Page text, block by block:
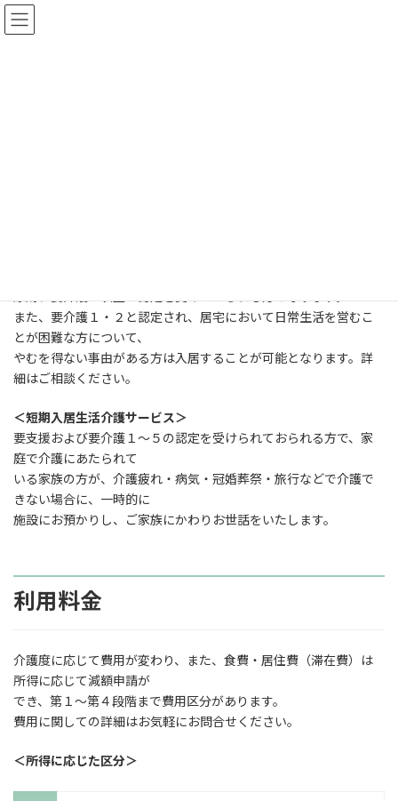
コ
ン
ナ
ビ
原則、要介護３以上の認定を受けておられる方となります。
また、要介護１・２と認定され、居宅において日常生活を営むこ
とが困難な方について、
やむを得ない事由がある方は入居することが可能となります。詳
細はご相談ください。
＜短期入居生活介護サービス＞
要支援および要介護１～５の認定を受けられておられる方で、家
庭で介護にあたられて
いる家族の方が、介護疲れ・病気・冠婚葬祭・旅行などで介護で
きない場合に、一時的に
施設にお預かりし、ご家族にかわりお世話をいたします。
利用料金
介護度に応じて費用が変わり、また、食費・居住費（滞在費）は
所得に応じて減額申請が
でき、第１～第４段階まで費用区分があります。
費用に関しての詳細はお気軽にお問合せください。
＜所得に応じた区分＞